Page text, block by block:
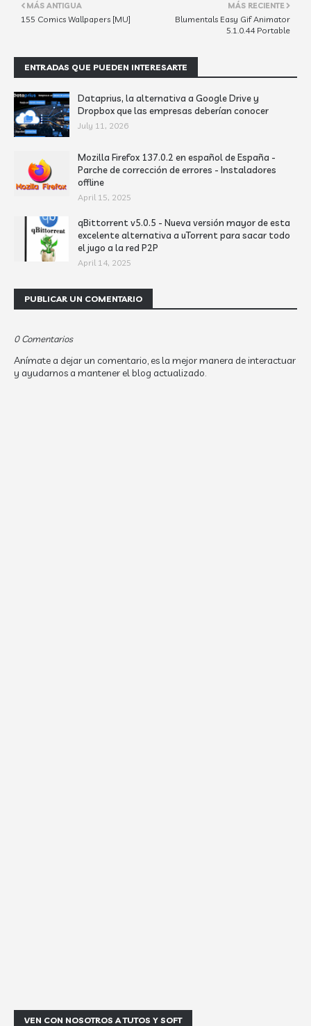
MÁS RECIENTE
Blumentals Easy Gif Animator
5.1.0.44 Portable
MÁS ANTIGUA
155 Comics Wallpapers [MU]
ENTRADAS QUE PUEDEN INTERESARTE
Dataprius, la alternativa a Google Drive y
Dropbox que las empresas deberían conocer
July 11, 2026
Mozilla Firefox 137.0.2 en español de España -
Parche de corrección de errores - Instaladores
offline
April 15, 2025
qBittorrent v5.0.5 - Nueva versión mayor de esta
excelente alternativa a uTorrent para sacar todo
el jugo a la red P2P
April 14, 2025
PUBLICAR UN COMENTARIO
0 Comentarios
Anímate a dejar un comentario, es la mejor manera de interactuar
y ayudarnos a mantener el blog actualizado.
VEN CON NOSOTROS A TUTOS Y SOFT